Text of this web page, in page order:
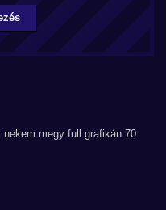
megy full grafikán 70